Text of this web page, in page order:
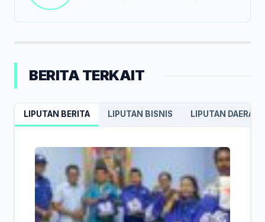
BERITA TERKAIT
LIPUTAN BERITA LIPUTAN BISNIS LIPUTAN DAERAH